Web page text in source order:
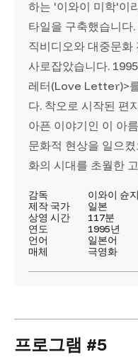
하는 '이와이 미학'이
타일을 구축했습니다
직비디오와 대중문화
사로잡았습니다.
레터(Love Letter)>
다. 착오로 시작된 편
아픈 이야기인 이 아
문화적 현상을 일으
화의 시대를 초월한
감독
이와이 슌지
제작 국가
일본
상영 시간
117분
연도
1995년
언어
일본어
매체
극영화
프로그램 #5